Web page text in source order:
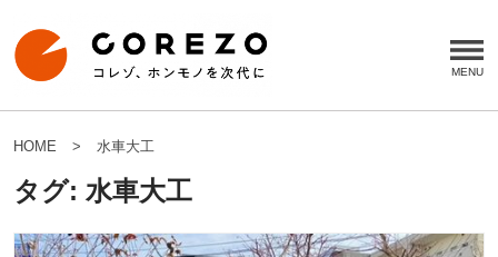
HOME 水車大工
タグ: 水車大工